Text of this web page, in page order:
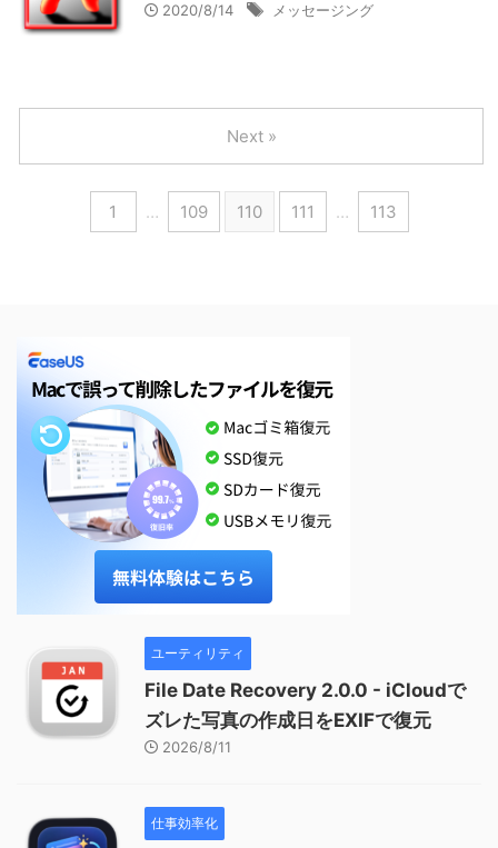
2020/8/14 メッセージング
1 … 109 110 111 … 113
Next »
ユーティリティ
File Date Recovery 2.0.0 - iCloudで
ズレた写真の作成日をEXIFで復元
2026/8/11
仕事効率化